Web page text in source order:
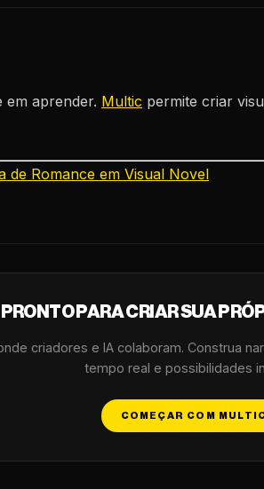
em aprender. Multic permite criar
de Romance em Visual Novel
PRONTO PARA CRIAR SUA
criadores e IA colaboram. Construa
tempo real e possibilidades
COMEÇAR COM